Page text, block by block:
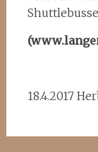
18.4.2017